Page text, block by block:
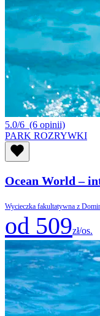
5.0/6 (6 opinii)
PARK ROZRYWKI
Ocean World –
Wycieczka fakultatywna z
od 509zł/os.